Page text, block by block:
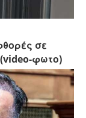
σε
φωτο)